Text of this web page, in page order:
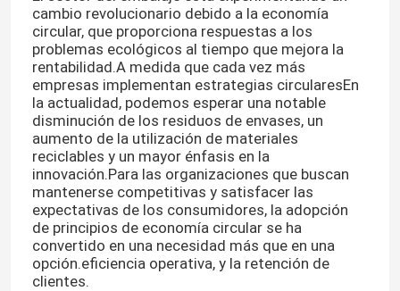
cambio revolucionario debido a la economía
circular, que proporciona respuestas a los
problemas ecológicos al tiempo que mejora la
rentabilidad.A medida que cada vez más
empresas implementan estrategias circularesEn
la actualidad, podemos esperar una notable
disminución de los residuos de envases, un
aumento de la utilización de materiales
reciclables y un mayor énfasis en la
innovación.Para las organizaciones que buscan
mantenerse competitivas y satisfacer las
expectativas de los consumidores, la adopción
de principios de economía circular se ha
convertido en una necesidad más que en una
opción.eficiencia operativa, y la retención de
clientes.